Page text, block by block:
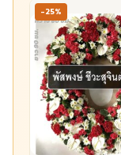
-25%